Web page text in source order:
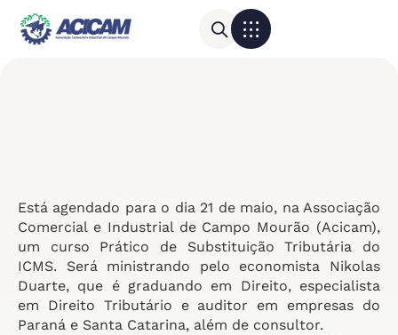
Está agendado para o dia 21 de maio, na Associação
Comercial e Industrial de Campo Mourão (Acicam),
um curso Prático de Substituição Tributária do
ICMS. Será ministrando pelo economista Nikolas
Duarte, que é graduando em Direito, especialista
em Direito Tributário e auditor em empresas do
Paraná e Santa Catarina, além de consultor.